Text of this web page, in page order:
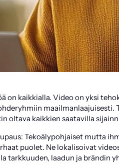
on kaikkialla. Video on yksi
maailmanlaajuisesti.
oltava kaikkien saatavilla
Tekoälypohjaiset mutta
puolet. Ne lokalisoivat
tarkkuuden, laadun ja brändin